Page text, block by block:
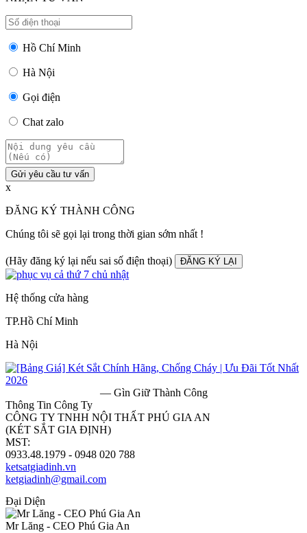
Hồ Chí Minh
Hà Nội
Gọi điện
Chat zalo
Gửi yêu cầu tư vấn
x
ĐĂNG KÝ THÀNH CÔNG
Chúng tôi sẽ gọi lại trong thời gian sớm nhất !
(Hãy đăng ký lại nếu sai số điện thoại) ĐĂNG KÝ LẠI
Hệ thống cửa hàng
TP.Hồ Chí Minh
Hà Nội
— Gìn Giữ Thành Công
Thông Tin Công Ty
CÔNG TY TNHH NỘI THẤT PHÚ GIA AN
(KÉT SẮT GIA ĐỊNH)
MST:
0933.48.1979 - 0948 020 788
ketsatgiadinh.vn
ketgiadinh@gmail.com
Đại Diện
Mr Lăng - CEO Phú Gia An